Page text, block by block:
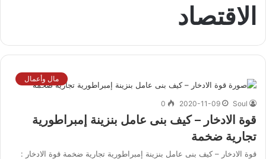
الاقتصاد
مال وأعمال
Soul
2020-11-09
0
قوة الادخار – كيف بنى عامل بنزينة إمبراطورية
تجارية ضخمة
قوة الادخار – كيف بنى عامل بنزينة إمبراطورية تجارية ضخمة قوة الادخار :